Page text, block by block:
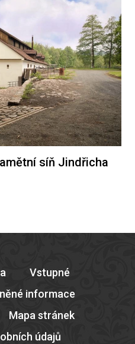
síň Jindřicha
Vstupné
informace
Mapa stránek
údajů